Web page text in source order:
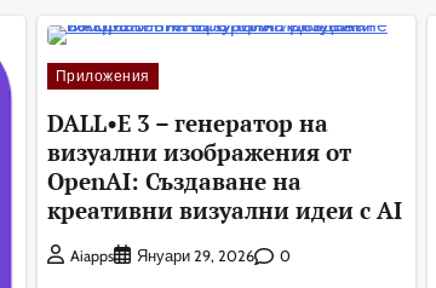
Приложения
DALL•E 3 – генератор на
визуални изображения от
OpenAI: Създаване на
креативни визуални идеи с AI
Aiapps Януари 29, 2026 0